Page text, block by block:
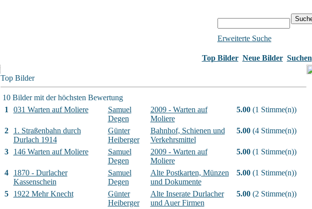
Erweiterte Suche
Top Bilder Neue Bilder Suchen
Top Bilder
10 Bilder mit der höchsten Bewertung
1
031 Warten auf Moliere
Samuel
Degen
2009 - Warten auf
Moliere
5.00(1 Stimme(n))
2
1. Straßenbahn durch
Durlach 1914
Günter
Heiberger
Bahnhof, Schienen und
Verkehrsmittel
5.00(4 Stimme(n))
3 146 Warten auf Moliere
Samuel
Degen
2009 - Warten auf
Moliere
5.00(1 Stimme(n))
4
1870 - Durlacher
Kassenschein
Samuel
Degen
Alte Postkarten, Münzen
und Dokumente
5.00(1 Stimme(n))
5 1922 Mehr Knecht
Günter
Heiberger
Alte Inserate Durlacher
und Auer Firmen
5.00(2 Stimme(n))